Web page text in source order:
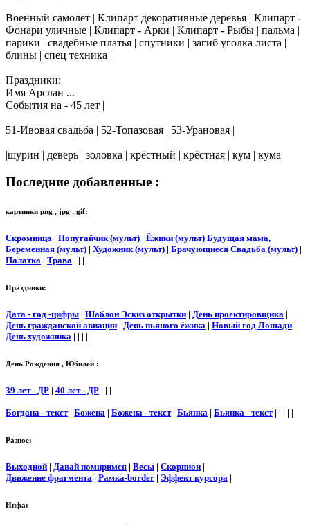
Военный самолёт | Клипарт декоративные деревья | Клипарт -
Фонари уличные | Клипарт - Арки | Клипарт - Рыбы | пальма |
парики | свадебные платья | спутники | загиб уголка листа |
блины | спец техника |
Праздники:
Имя Арслан ...
События на - 45 лет |
51-Ивовая свадьба | 52-Топазовая | 53-Урановая |
|шурин | деверь | золовка | крёстный | крёстная | кум | кума
Последние добавленные :
картинки png , jpg , gif:
Скромница | Попугайчик (мульт) | Ёжики (мульт) Будущая мама,
Беременная (мульт) | Художник (мульт) | Брачующиеся Свадьба (мульт) |
Палатка | Трава | | |
Праздники:
Дата - год -цифры | Шаблон Эскиз открытки | День проектировщика |
День гражданской авиации | День пьяного ёжика | Новый год Лошади |
День художника | | | | |
День Рождения , Юбилей :
39 лет - ДР | 40 лет - ДР | | |
Богдана - текст| Божена | Божена - текст| Бьянка | Бьянка - текст| | | | |
Разное:
Выходной | Давай помиримся | Весы | Скорпион |
Движение фрагмента | Рамка-border | Эффект курсора |
Инфа: